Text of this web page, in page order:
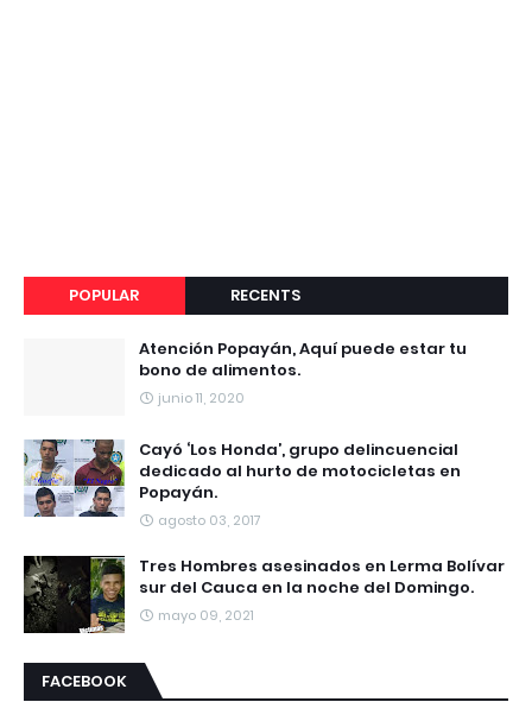
POPULAR RECENTS
Atención Popayán, Aquí puede estar tu
bono de alimentos.
junio 11, 2020
Cayó ‘Los Honda’, grupo delincuencial
dedicado al hurto de motocicletas en
Popayán.
agosto 03, 2017
Tres Hombres asesinados en Lerma Bolívar
sur del Cauca en la noche del Domingo.
mayo 09, 2021
FACEBOOK